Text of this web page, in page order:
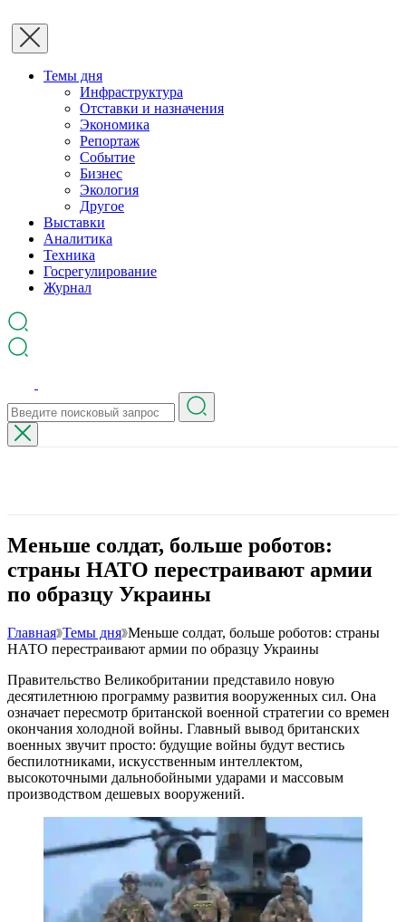
Темы дня
Инфраструктура
Отставки и назначения
Экономика
Репортаж
Событие
Бизнес
Экология
Другое
Выставки
Аналитика
Техника
Госрегулирование
Журнал
Меньше солдат, больше роботов:
страны НАТО перестраивают армии
по образцу Украины
Главная Темы дня Меньше солдат, больше роботов: страны
НАТО перестраивают армии по образцу Украины
Правительство Великобритании представило новую
десятилетнюю программу развития вооруженных сил. Она
означает пересмотр британской военной стратегии со времен
окончания холодной войны. Главный вывод британских
военных звучит просто: будущие войны будут вестись
беспилотниками, искусственным интеллектом,
высокоточными дальнобойными ударами и массовым
производством дешевых вооружений.